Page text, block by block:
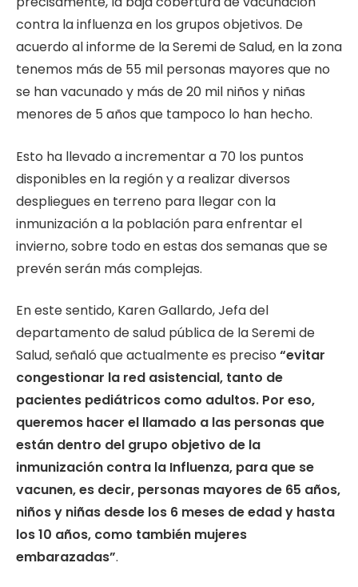
contra la influenza en los grupos objetivos. De
acuerdo al informe de la Seremi de Salud, en la zona
tenemos más de 55 mil personas mayores que no
se han vacunado y más de 20 mil niños y niñas
menores de 5 años que tampoco lo han hecho.
Esto ha llevado a incrementar a 70 los puntos
disponibles en la región y a realizar diversos
despliegues en terreno para llegar con la
inmunización a la población para enfrentar el
invierno, sobre todo en estas dos semanas que se
prevén serán más complejas.
En este sentido, Karen Gallardo, Jefa del
departamento de salud pública de la Seremi de
Salud, señaló que actualmente es preciso “evitar
congestionar la red asistencial, tanto de
pacientes pediátricos como adultos. Por eso,
queremos hacer el llamado a las personas que
están dentro del grupo objetivo de la
inmunización contra la Influenza, para que se
vacunen, es decir, personas mayores de 65 años,
niños y niñas desde los 6 meses de edad y hasta
los 10 años, como también mujeres
embarazadas”.